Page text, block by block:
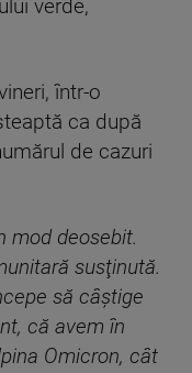
verde,
într-o
ca după
de cazuri
mod deosebit.
susţinută.
să câştige
că avem în
Omicron, cât